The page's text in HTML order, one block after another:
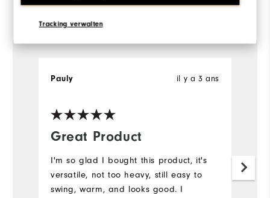
Tracking verwalten
Evalué par 1 client
Great Product
il y a 3 ans
Pauly
I'm so glad I bought this product, it's
versatile, not too heavy, still easy to
swing, warm, and looks good. I